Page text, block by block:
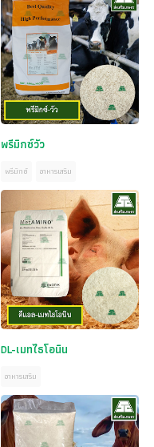
พรีมิกซ์วัว
พรีมิกซ์ อาหารเสริม
DL-เมทไธโอนิน
อาหารเสริม